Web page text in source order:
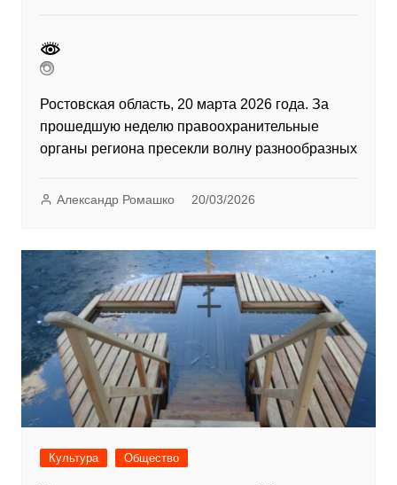
Ростовская область, 20 марта 2026 года. За
прошедшую неделю правоохранительные
органы региона пресекли волну разнообразных
Александр Ромашко 20/03/2026
Культура Общество